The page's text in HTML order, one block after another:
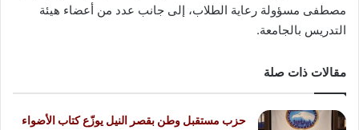
مصطفى مسؤولة رعاية الطلاب، إلى جانب عدد من أعضاء هيئة
التدريس بالجامعة.
مقالات ذات صلة
حزب مستقبل وطن بقصر النيل يوزّع كتاب الأضواء